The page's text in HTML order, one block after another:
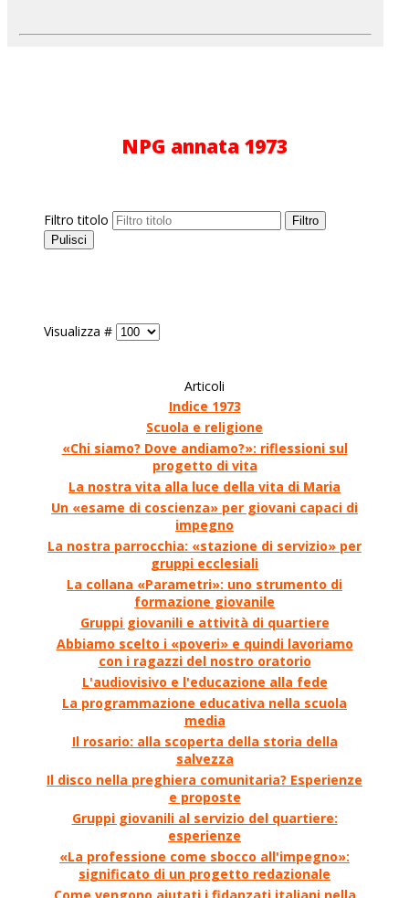
NPG annata 1973
Filtro titolo
Filtro
Pulisci
Visualizza #
Articoli
Indice 1973
Scuola e religione
«Chi siamo? Dove andiamo?»: riflessioni sul
progetto di vita
La nostra vita alla luce della vita di Maria
Un «esame di coscienza» per giovani capaci di
impegno
La nostra parrocchia: «stazione di servizio» per
gruppi ecclesiali
La collana «Parametri»: uno strumento di
formazione giovanile
Gruppi giovanili e attività di quartiere
Abbiamo scelto i «poveri» e quindi lavoriamo
con i ragazzi del nostro oratorio
L'audiovisivo e l'educazione alla fede
La programmazione educativa nella scuola
media
Il rosario: alla scoperta della storia della
salvezza
Il disco nella preghiera comunitaria? Esperienze
e proposte
Gruppi giovanili al servizio del quartiere:
esperienze
«La professione come sbocco all'impegno»:
significato di un progetto redazionale